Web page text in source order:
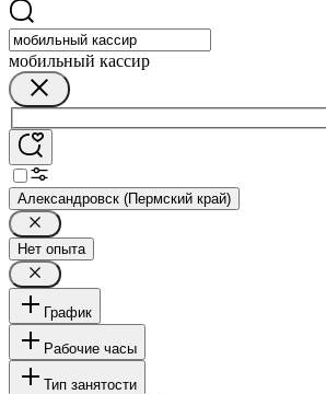
мобильный кассир
Александровск (Пермский край)
Нет опыта
График
Рабочие часы
Тип занятости